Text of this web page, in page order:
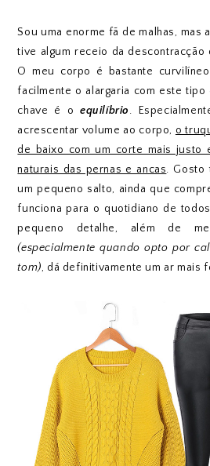
Sou uma enorme fã de malhas, mas
tive algum receio da
O meu corpo é bastante
facilmente o alargaria com este tipo
chave é oequilíbrio.
acrescentar volume ao corpo, o
de baixo com um corte mais justo
naturais das pernas e ancas. Gosto
um pequeno salto, ainda que
funciona para o quotidiano de
pequeno detalhe, além de
(especialmente quando opto por
tom), dá definitivamente um ar mais